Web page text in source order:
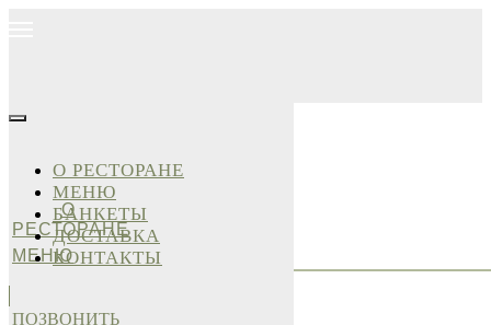
О
РЕСТОРАНЕ
МЕНЮ
О РЕСТОРАНЕ
МЕНЮ
БАНКЕТЫ
ДОСТАВКА
КОНТАКТЫ
ПОЗВОНИТЬ